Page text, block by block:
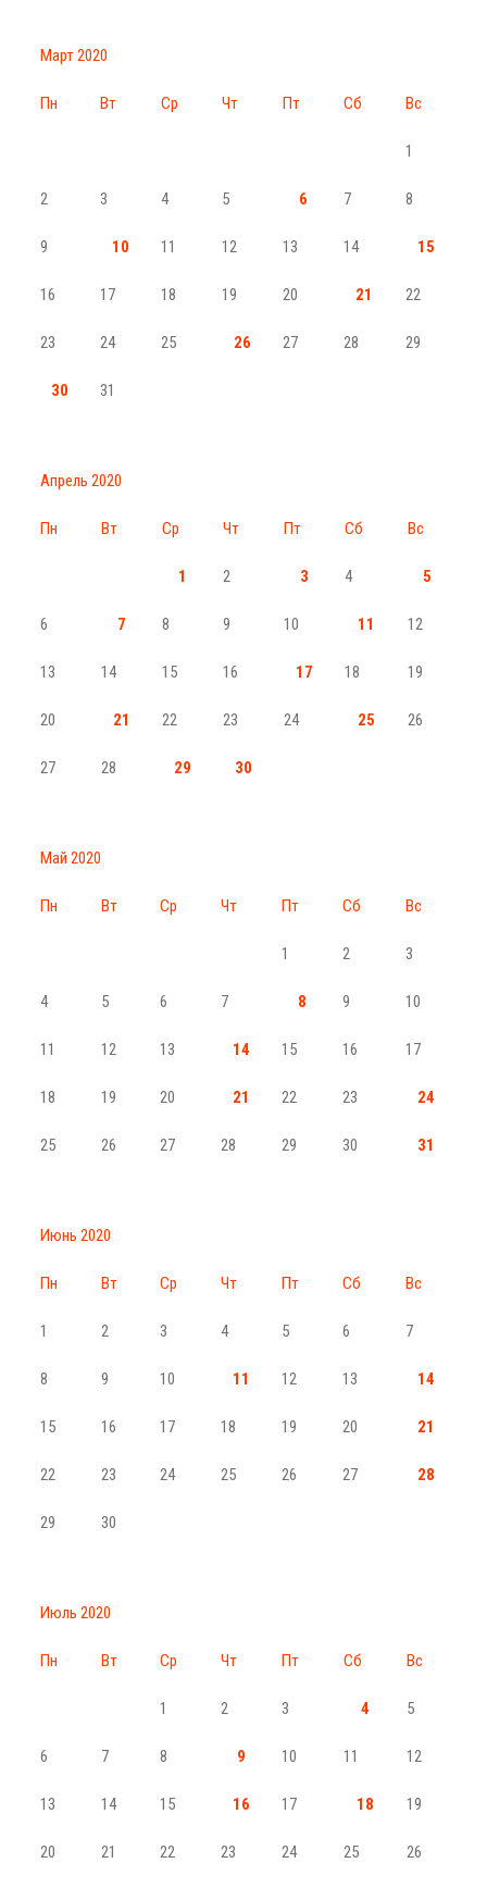
Март 2020
Пн Вт Ср Чт Пт Сб Вс
1
2 3 4 5 6 7 8
9 10 11 12 13 14 15
16 17 18 19 20 21 22
23 24 25 26 27 28 29
30 31
Апрель 2020
Пн Вт Ср Чт Пт Сб Вс
1 2 3 4 5
6 7 8 9 10 11 12
13 14 15 16 17 18 19
20 21 22 23 24 25 26
27 28 29 30
Май 2020
Пн Вт Ср Чт Пт Сб Вс
1 2 3
4 5 6 7 8 9 10
11 12 13 14 15 16 17
18 19 20 21 22 23 24
25 26 27 28 29 30 31
Июнь 2020
Пн Вт Ср Чт Пт Сб Вс
1 2 3 4 5 6 7
8 9 10 11 12 13 14
15 16 17 18 19 20 21
22 23 24 25 26 27 28
29 30
Июль 2020
Пн Вт Ср Чт Пт Сб Вс
1 2 3 4 5
6 7 8 9 10 11 12
13 14 15 16 17 18 19
20 21 22 23 24 25 26